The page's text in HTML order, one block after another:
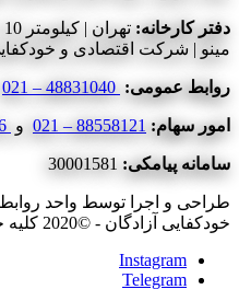
دفتر کارخانه:
مینو | شرکت اقتصادی و
روابط عمومی:
امور سهام: 88558121 – 021 و
سامانه پیامکی:
طراحی و اجرا توسط واحد
خودکفایی آزادگان - ©2020 کلیه حقوق محفوظ می‌باشد
Instagram
Telegram